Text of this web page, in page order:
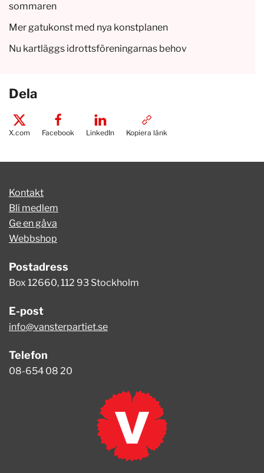
sommaren
Mer gatukonst med nya konstplanen
Nu kartläggs idrottsföreningarnas behov
Dela
X.com Facebook LinkedIn Kopiera länk
Kontakt
Bli medlem
Ge en gåva
Webbshop
Postadress
Box 12660, 112 93 Stockholm
E-post
info@vansterpartiet.se
Telefon
08-654 08 20